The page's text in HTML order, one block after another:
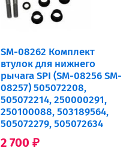
SM-08262 Комплект
втулок для нижнего
рычага SPI (SM-08256 SM-
08257) 505072208,
505072214, 250000291,
250100088, 503189564,
505072279, 505072634
2 700 ₽